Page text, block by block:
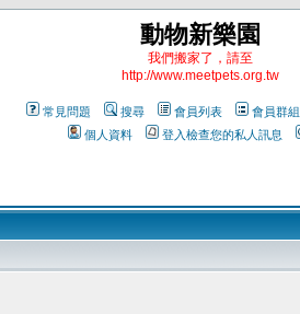
動物新樂園
我們搬家了，請至
http://www.meetpets.org.tw
常見問題 搜尋 會員列表 會員群組
個人資料
登入檢查您的私人訊息